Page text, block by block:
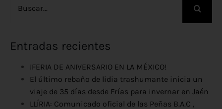
Entradas recientes
¡FERIA DE ANIVERSARIO EN LA MÉXICO!
El último rebaño de lidia trashumante inicia un
viaje de 35 días desde Frías para invernar en Jaén
LLÍRIA: Comunicado oficial de las Peñas B.A.C ,